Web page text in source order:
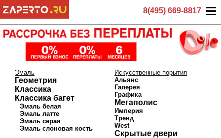
8(495) 669-8817
Эмаль
Геометрия
Классика
Классика багет
Эмаль белая
Эмаль латте
Эмаль серая
Эмаль слоновая кость
Искусственные порытия
Альянс
Галерея
Графика
Мегаполис
Империя
Тренд
West
Скрытые двери